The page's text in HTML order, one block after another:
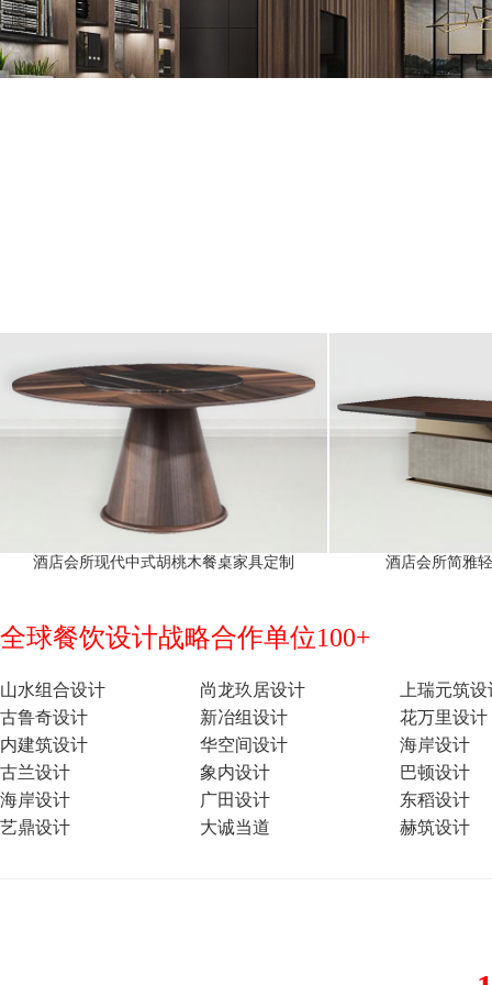
酒店会所现代中式胡桃木餐桌家具定制 酒店会所简雅
全球餐饮设计战略合作单位100+
山水组合设计 尚龙玖居设计
上瑞元筑
古鲁奇设计
新冶组设计
花万里设计
内建筑设计
华空间设计
海岸设计
古兰设计
象内设计
巴顿设计
海岸设计
广田设计
东稻设计
艺鼎设计
大诚当道 赫筑设计